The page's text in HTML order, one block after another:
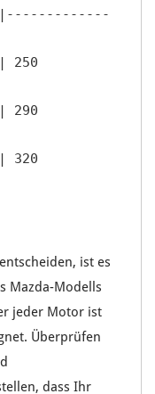
250
290
entscheiden, ist es
Mazda-Modells
jeder Motor ist
Überprüfen
dass Ihr